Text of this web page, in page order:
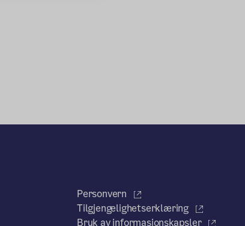
Personvern
Tilgjengelighetserklæring
Bruk av informasjonskapsler